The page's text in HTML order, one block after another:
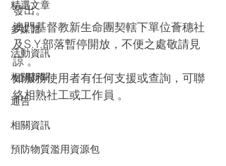
精選文章
多媒體
活動資訊
相關新聞
通告
相關資訊
預防物質濫用資源包
發出。
澳門基督教新生命團契轄下單位薈穗社
及S.Y.部落暫停開放，不便之處敬請見
諒 。
如服務使用者有任何支援或查詢，可聯
絡相熟社工或工作員 。